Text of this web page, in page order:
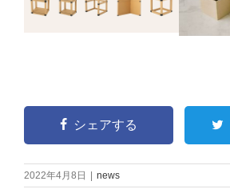
シェアする
2022年4月8日 news